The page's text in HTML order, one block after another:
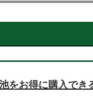
をお得に購入でき